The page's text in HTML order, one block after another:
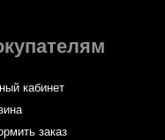
кабинет
заказ